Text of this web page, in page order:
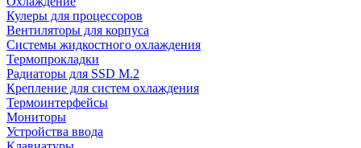
Кулеры для процессоров
Вентиляторы для корпуса
Системы жидкостного охлаждения
Термопрокладки
Радиаторы для SSD M.2
Крепление для систем охлаждения
Термоинтерфейсы
Мониторы
Устройства ввода